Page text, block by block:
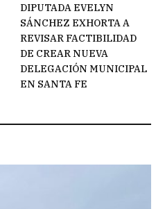
DIPUTADA EVELYN
SÁNCHEZ EXHORTA A
REVISAR FACTIBILIDAD
DE CREAR NUEVA
DELEGACIÓN MUNICIPAL
EN SANTA FE